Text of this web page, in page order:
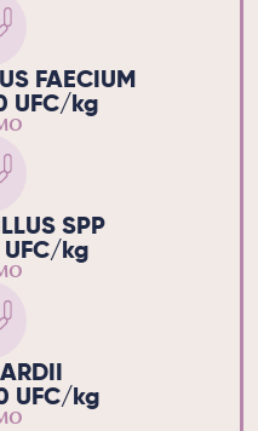
FAECIUM
UFC/kg
SPP
kg
UFC/kg